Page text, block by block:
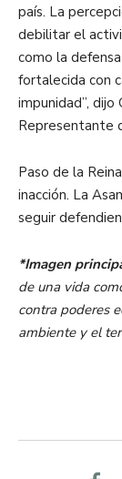
país. La
debilitar el
como la
fortalecida con
impunidad”,
Representante
Paso de la
inacción. La
seguir
*Imagen
de una vida
contra poderes
ambiente y el